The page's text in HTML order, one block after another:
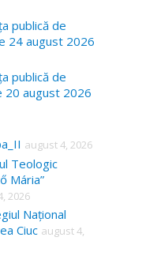
publică de
24 august 2026
publică de
20 august 2026
august 4, 2026
Teologic
Mária”
2026
Național
Ciuc august 4,